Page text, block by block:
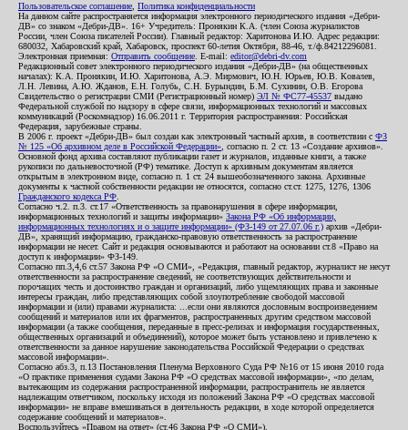
Пользовательское соглашение Политика конфиденциальности
На данном сайте распространяется информация электронного периодического издания «Дебри-
ДВ» со знаком «Дебри-ДВ». 16+ Учредитель: Пронякин К.А. (член Союза журналистов
России, член Союза писателей России). Главный редактор: Харитонова И.Ю. Адрес редакции:
680032, Хабаровский край, Хабаровск, проспект 60-летия Октября, 88-46, т./ф.84212296081.
Электронная приемная: Отправить сообщение . E-mail: editor@debri-dv.com
Редакционный совет электронного периодического издания «Дебри-ДВ» (на общественных
началах): К.А. Пронякин, И.Ю. Харитонова, А.Э. Мирмович, Ю.Н. Юрьев, Ю.В. Ковалев,
Л.Н. Левина, А.Ю. Жданов, Е.Н. Голубь, С.Н. Бурындин, Б.М. Сухинин, О.В. Егорова
Свидетельство о регистрации СМИ (Регистрационный номер) ЭЛ № ФС77-45537 выдано
Федеральной службой по надзору в сфере связи, информационных технологий и массовых
коммуникаций (Роскомнадзор) 16.06.2011 г. Территория распространения: Российская
Федерация, зарубежные страны.
В 2006 г. проект «Дебри-ДВ» был создан как электронный частный архив, в соответствии с ФЗ
№ 125 «Об архивном деле в Российской Федерации» , согласно п. 2 ст. 13 «Создание архивов».
Основной фонд архива составляют публикации газет и журналов, изданные книги, а также
рукописи по дальневосточной (РФ) тематике. Доступ к архивным документам является
открытым в электронном виде, согласно п. 1 ст. 24 вышеобозначенного закона. Архивные
документы к частной собственности редакции не относятся, согласно ст.ст. 1275, 1276, 1306
Гражданского кодекса РФ
Согласно ч.2. п.3. ст.17 «Ответственность за правонарушения в сфере информации,
информационных технологий и защиты информации» Закона РФ «Об информации,
информационных технологиях и о защите информации» (ФЗ-149 от 27.07.06 г.) архив «Дебри-
ДВ», хранящий информацию, гражданско-правовую ответственность за распространение
информации не несет. Сайт и редакция основываются и работают на основании ст.8 «Право на
доступ к информации» ФЗ-149.
Согласно пп.3,4,6 ст.57 Закона РФ «О СМИ», «Редакция, главный редактор, журналист не несут
ответственности за распространение сведений, не соответствующих действительности и
порочащих честь и достоинство граждан и организаций, либо ущемляющих права и законные
интересы граждан, либо представляющих собой злоупотребление свободой массовой
информации и (или) правами журналиста: ...если они являются дословным воспроизведением
сообщений и материалов или их фрагментов, распространенных другим средством массовой
информации (а также сообщения, переданные в пресс-релизах и информация государственных,
общественных организаций и объединений), которое может быть установлено и привлечено к
ответственности за данное нарушение законодательства Российской Федерации о средствах
массовой информации».
Согласно абз.3, п.13 Постановления Пленума Верховного Суда РФ №16 от 15 июня 2010 года
«О практике применения судами Закона РФ «О средствах массовой информации», «по делам,
вытекающим из содержания распространенной информации, распространитель не является
надлежащим ответчиком, поскольку исходя из положений Закона РФ «О средствах массовой
информации» не вправе вмешиваться в деятельность редакции, в ходе которой определяется
содержание сообщений и материалов».
Воспользуйтесь «Правом на ответ» (ст.46 Закона РФ «О СМИ»).